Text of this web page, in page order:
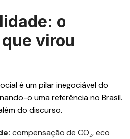
o
virou
é um pilar inegociável do
o uma referência no Brasil.
do discurso.
compensação de CO₂, eco